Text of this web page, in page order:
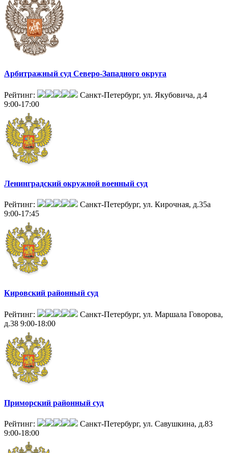
Арбитражный суд Северо-Западного округа
Рейтинг:
Санкт-Петербург, ул. Якубовича, д.4
9:00-17:00
Ленинградский окружной военный суд
Рейтинг:
Санкт-Петербург, ул. Кирочная, д.35а
9:00-17:45
Кировский районный суд
Рейтинг:
Санкт-Петербург, ул. Маршала Говорова,
д.38 9:00-18:00
Приморский районный суд
Рейтинг:
Санкт-Петербург, ул. Савушкина, д.83
9:00-18:00